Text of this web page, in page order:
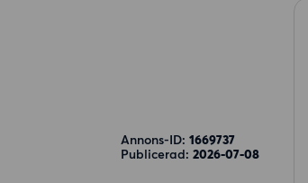
Annons-ID: 1669737
Publicerad: 2026-07-08